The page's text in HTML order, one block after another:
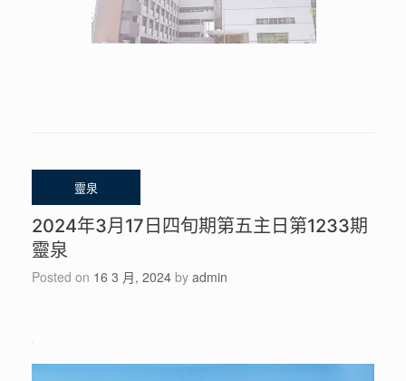
2024年3月17日四旬期第五主日第1233期
靈泉
Posted on 16 3 月, 2024 by admin